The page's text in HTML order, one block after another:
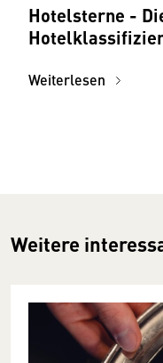
Hotelsterne -
Weiterlesen
Weitere